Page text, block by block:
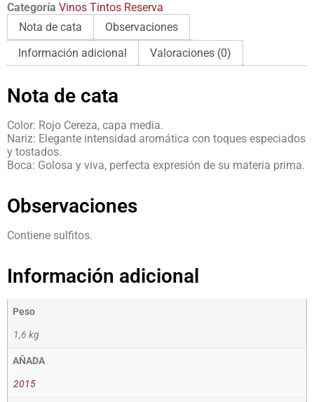
Categoría Vinos Tintos Reserva
Nota de cata
Observaciones
Información adicional
Valoraciones (0)
Nota de cata
Color: Rojo Cereza, capa media.
Nariz: Elegante intensidad aromática con toques especiados
y tostados.
Boca: Golosa y viva, perfecta expresión de su materia prima.
Observaciones
Contiene sulfitos.
Información adicional
Peso
1,6 kg
AÑADA
2015